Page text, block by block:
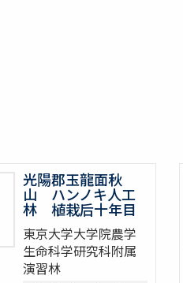
光陽郡玉龍面秋
山 ハンノキ人工
林 植栽后十年目
東京大学大学院農学
生命科学研究科附属
演習林